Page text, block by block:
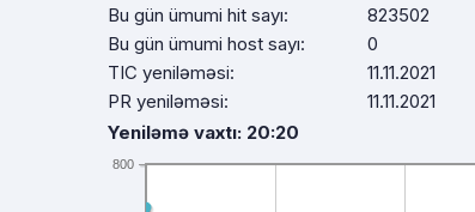
Bu gün ümumi hit sayı:
Bu gün ümumi host sayı:
TIC yeniləməsi:
PR yeniləməsi:
823502
0
11.11.2021
11.11.2021
Yeniləmə vaxtı: 20:20
800